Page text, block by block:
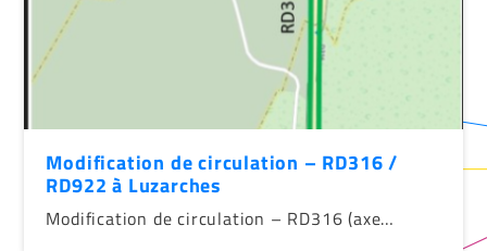
Modification de circulation – RD316 /
RD922 à Luzarches
Modification de circulation – RD316 (axe…